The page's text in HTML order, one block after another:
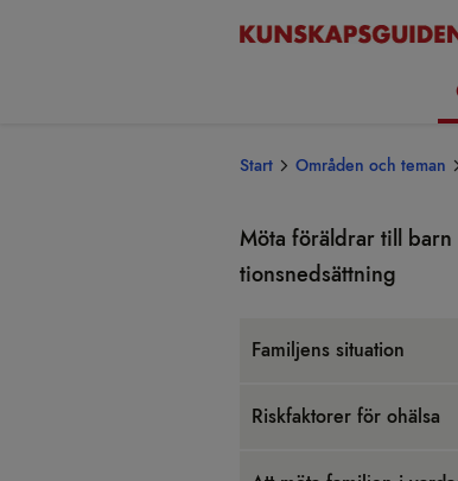
Start Områden och teman
Möta för­äld­rar till
tionsned­sätt­ning
Famil­jens situ­a­tion
Risk­fak­to­rer för ohälsa